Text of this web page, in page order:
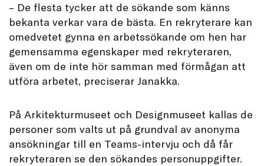
– De flesta tycker att de sökande som känns
bekanta verkar vara de bästa. En rekryterare kan
omedvetet gynna en arbetssökande om hen har
gemensamma egenskaper med rekryteraren,
även om de inte hör samman med förmågan att
utföra arbetet, preciserar Janakka.
På Arkitekturmuseet och Designmuseet kallas de
personer som valts ut på grundval av anonyma
ansökningar till en Teams-intervju och då får
rekryteraren se den sökandes personuppgifter.